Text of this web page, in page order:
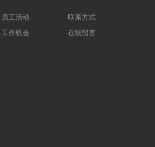
员工活动
工作机会
联系方式
在线留言